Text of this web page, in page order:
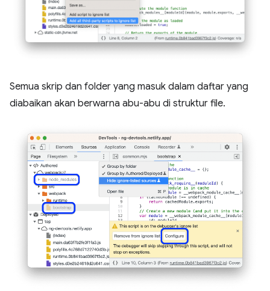
Semua skrip dan folder yang masuk dalam daftar yang
diabaikan akan berwarna abu-abu di struktur file.